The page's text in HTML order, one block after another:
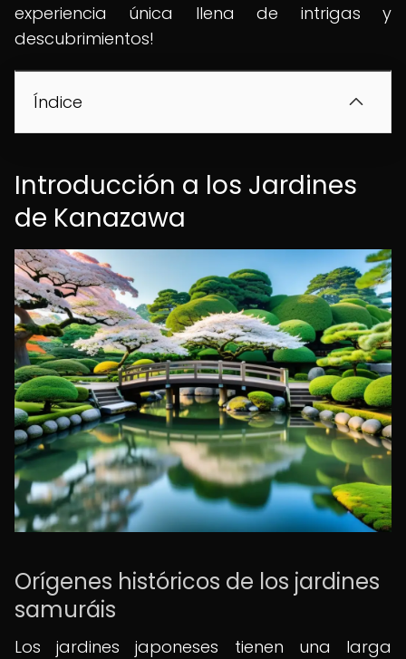
experiencia única llena de intrigas y
descubrimientos!
Índice
Introducción a los Jardines
de Kanazawa
Orígenes históricos de los jardines
samuráis
Los jardines japoneses tienen una larga